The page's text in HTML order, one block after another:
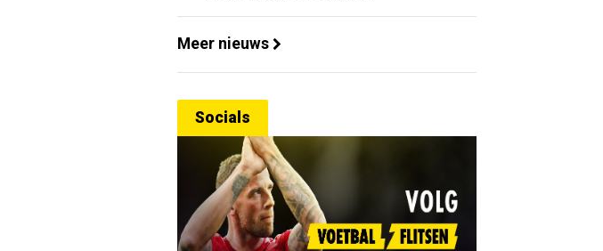
Meer nieuws
Socials